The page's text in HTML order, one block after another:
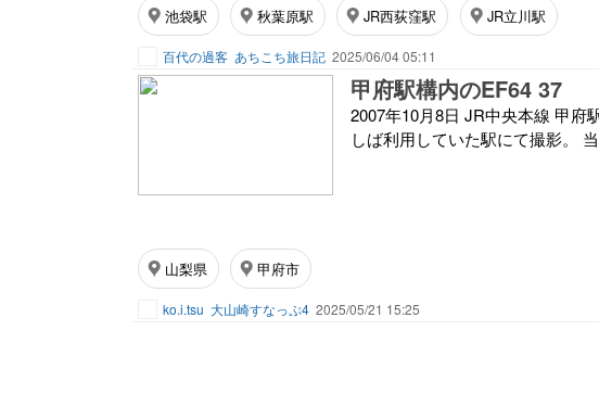
池袋駅 秋葉原駅 JR西荻窪駅 JR立川駅
百代の過客 あちこち旅日記 2025/06/04 05:11
甲府駅構内のEF64 37
2007年10月8日 JR中央本線 甲府
しば利用していた駅にて撮影。
山梨県 甲府市
ko.i.tsu 大山崎すなっぷ4 2025/05/21 15:25